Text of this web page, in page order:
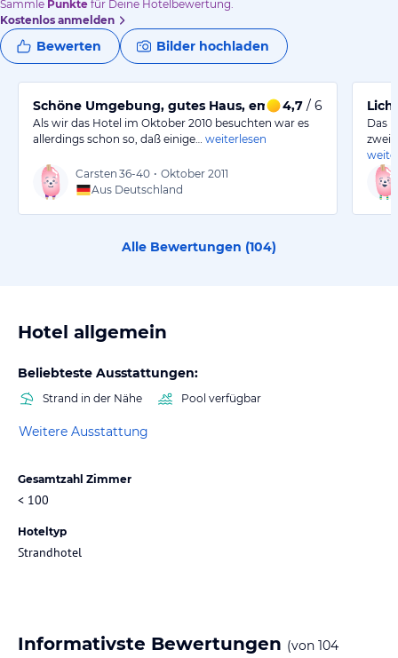
Sammle Punkte für Deine Hotelbewertung.
Kostenlos anmelden
Bewerten Bilder hochladen
Schöne Umgebung, gutes Haus, empfehlenswert
4,7 / 6
Als wir das Hotel im Oktober 2010 besuchten war es
allerdings schon so, daß einige…
weiterlesen
Carsten 36-40 • Oktober 2011
Aus Deutschland
Das
Alle Bewertungen (104)
Hotel allgemein
Beliebteste Ausstattungen:
Strand in der Nähe Pool verfügbar
Weitere Ausstattung
Gesamtzahl Zimmer
< 100
Hoteltyp
Strandhotel
Informativste Bewertungen (von 104